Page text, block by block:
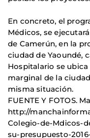
En concreto, el
Médicos, se
de Camerún, en la
ciudad de Yaoundé,
Hospitalario se
marginal de la
misma situación.
FUENTE Y FOTOS.
http://
Colegio-de-Mdicos-
su-presupuesto-